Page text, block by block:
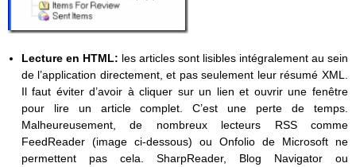
Lecture en HTML: les articles sont lisibles intégralement au sein
de l’application directement, et pas seulement leur résumé XML.
Il faut éviter d’avoir à cliquer sur un lien et ouvrir une fenêtre
pour lire un article complet. C’est une perte de temps.
Malheureusement, de nombreux lecteurs RSS comme
FeedReader (image ci-dessous) ou Onfolio de Microsoft ne
permettent pas cela. SharpReader, Blog Navigator ou